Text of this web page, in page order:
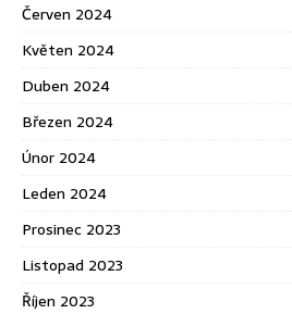
Červen 2024
Květen 2024
Duben 2024
Březen 2024
Únor 2024
Leden 2024
Prosinec 2023
Listopad 2023
Říjen 2023